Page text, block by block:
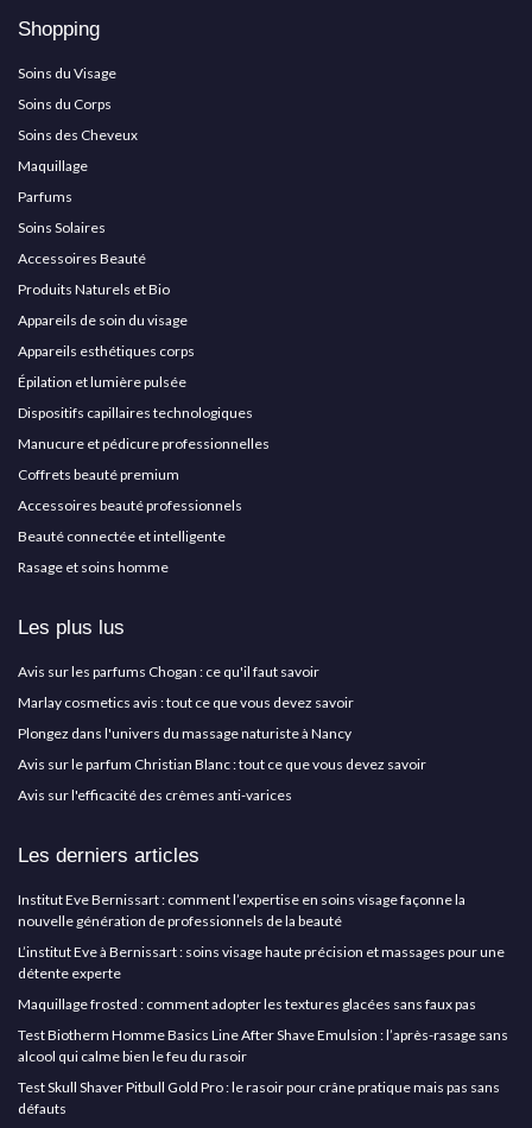
Shopping
Soins du Visage
Soins du Corps
Soins des Cheveux
Maquillage
Parfums
Soins Solaires
Accessoires Beauté
Produits Naturels et Bio
Appareils de soin du visage
Appareils esthétiques corps
Épilation et lumière pulsée
Dispositifs capillaires technologiques
Manucure et pédicure professionnelles
Coffrets beauté premium
Accessoires beauté professionnels
Beauté connectée et intelligente
Rasage et soins homme
Les plus lus
Avis sur les parfums Chogan : ce qu'il faut savoir
Marlay cosmetics avis : tout ce que vous devez savoir
Plongez dans l'univers du massage naturiste à Nancy
Avis sur le parfum Christian Blanc : tout ce que vous devez savoir
Avis sur l'efficacité des crèmes anti-varices
Les derniers articles
Institut Eve Bernissart : comment l’expertise en soins visage façonne la
nouvelle génération de professionnels de la beauté
L’institut Eve à Bernissart : soins visage haute précision et massages pour une
détente experte
Maquillage frosted : comment adopter les textures glacées sans faux pas
Test Biotherm Homme Basics Line After Shave Emulsion : l’après-rasage sans
alcool qui calme bien le feu du rasoir
Test Skull Shaver Pitbull Gold Pro : le rasoir pour crâne pratique mais pas sans
défauts